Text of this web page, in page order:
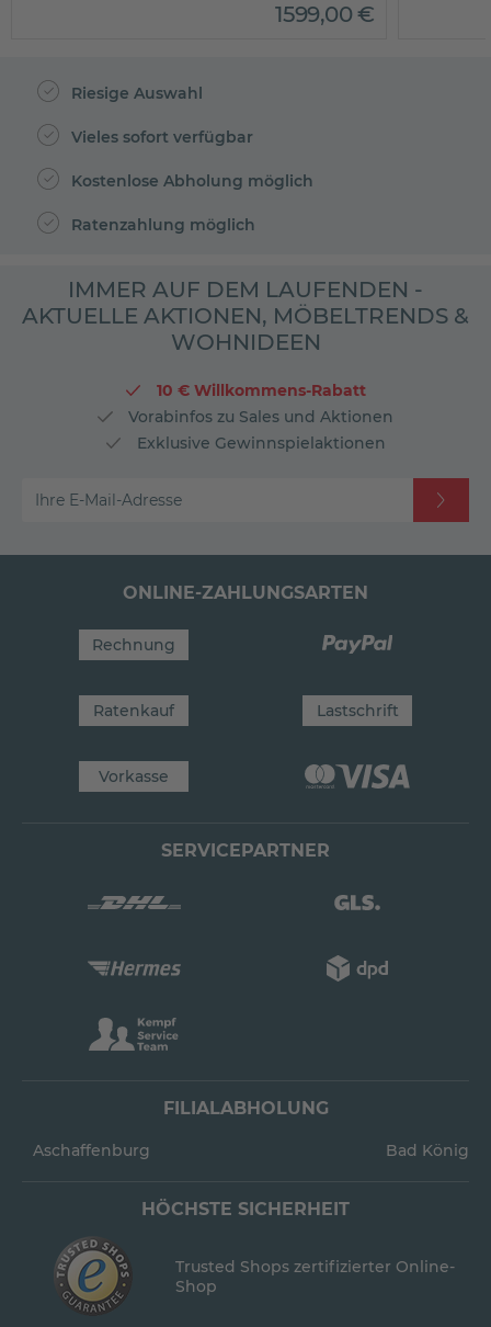
1599,00€
Riesige Auswahl
Vieles sofort verfügbar
Kostenlose Abholung möglich
Ratenzahlung möglich
IMMER AUF DEM LAUFENDEN -
AKTUELLE AKTIONEN, MÖBELTRENDS &
WOHNIDEEN
10 € Willkommens-Rabatt
Vorabinfos zu Sales und Aktionen
Exklusive Gewinnspielaktionen
Ihre E-Mail-Adresse
ONLINE-ZAHLUNGSARTEN
Rechnung
Ratenkauf Lastschrift
Vorkasse
SERVICEPARTNER
FILIALABHOLUNG
Aschaffenburg Bad König
HÖCHSTE SICHERHEIT
Trusted Shops zertifizierter Online-
Shop